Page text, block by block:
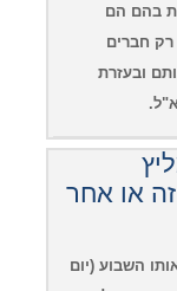
בהם הם
רק חברים
ובעזרת
או אחר
השבוע (יום